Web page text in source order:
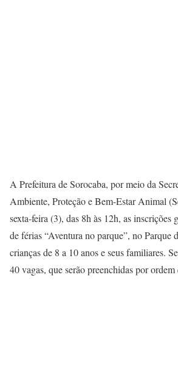
A Prefeitura de Sorocaba, por meio da
Ambiente, Proteção e Bem-Estar Animal
sexta-feira (3), das 8h às 12h, as inscrições
de férias “Aventura no parque”, no Parque
crianças de 8 a 10 anos e seus familiares.
40 vagas, que serão preenchidas por ordem